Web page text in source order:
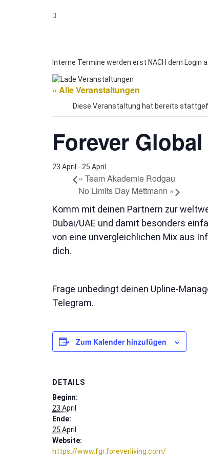
Interne Termine werden erst NACH dem Login
« Alle Veranstaltungen
Diese Veranstaltung hat bereits
Forever
23 April - 25 April
« Team Akademie Rodgau
No Limits Day Mettmann »
Komm mit deinen Partnern zur
Dubai/UAE und damit besonders
von eine unvergleichlichen Mix aus
dich.
Frage unbedingt deinen Upline-
Telegram.
Zum Kalender hinzufügen
DETAILS
Beginn:
23 April
Ende:
25 April
Website:
https://www.fgr.foreverliving.com/